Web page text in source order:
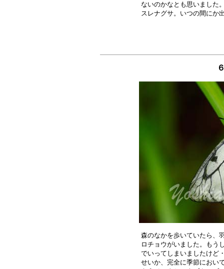
ないのかなとも思いました
森のなかを歩いていたら、
ロチョウがいました。もう
でいってしまいましたけど
せいか、完全に季節におい